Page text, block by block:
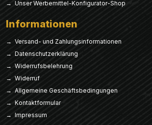
→ Unser Werbemittel-Konfigurator-Shop
Informationen
→ Versand- und Zahlungsinformationen
→ Datenschutzerklärung
→ Widerrufsbelehrung
→ Widerruf
→ Allgemeine Geschäftsbedingungen
→ Kontaktformular
→ Impressum